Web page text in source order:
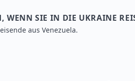
WENN SIE IN DIE UKRAINE
aus Venezuela.